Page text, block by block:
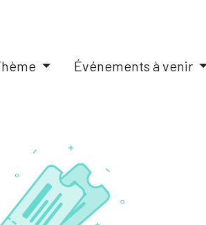
Événements à venir